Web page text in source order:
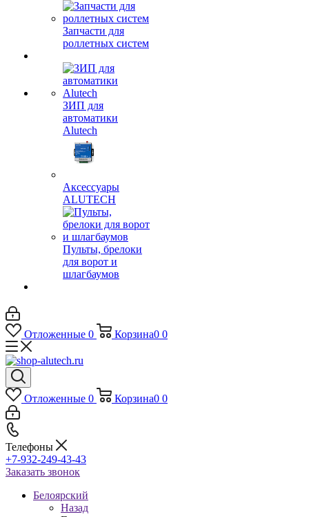
Запчасти для
роллетных систем
ЗИП для
автоматики
Alutech
Аксессуары
ALUTECH
Пульты, брелоки
для ворот и
шлагбаумов
Отложенные 0 Корзина0 0
Отложенные 0 Корзина0 0
Телефоны
+7-932-249-43-43
Заказать звонок
Белоярский
Назад